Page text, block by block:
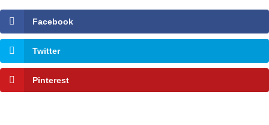
Facebook
Twitter
Pinterest